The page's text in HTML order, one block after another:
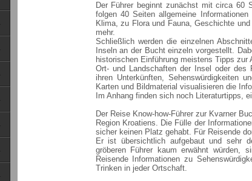
Der Führer beginnt zunächst mit circa 60
folgen 40 Seiten allgemeine
Klima, zu Flora und Fauna, Geschichte
mehr.
Schließlich werden die einzelnen
Inseln an der Bucht einzeln vorgestellt.
historischen Einführung meistens Tipps zur
Ort- und Landschaften der Insel oder des
ihren Unterkünften, Sehenswürdigkeiten
Karten und Bildmaterial visualisieren die
Im Anhang finden sich noch Literaturtipps,
Der Reise Know-how-Führer zur Kvarner
Region Kroatiens. Die Fülle der
sicher keinen Platz gehabt. Für Reisende
Er ist übersichtlich aufgebaut und sehr
gröberen Führer kaum erwähnt würden,
Reisende Informationen zu
Trinken in jeder Ortschaft.